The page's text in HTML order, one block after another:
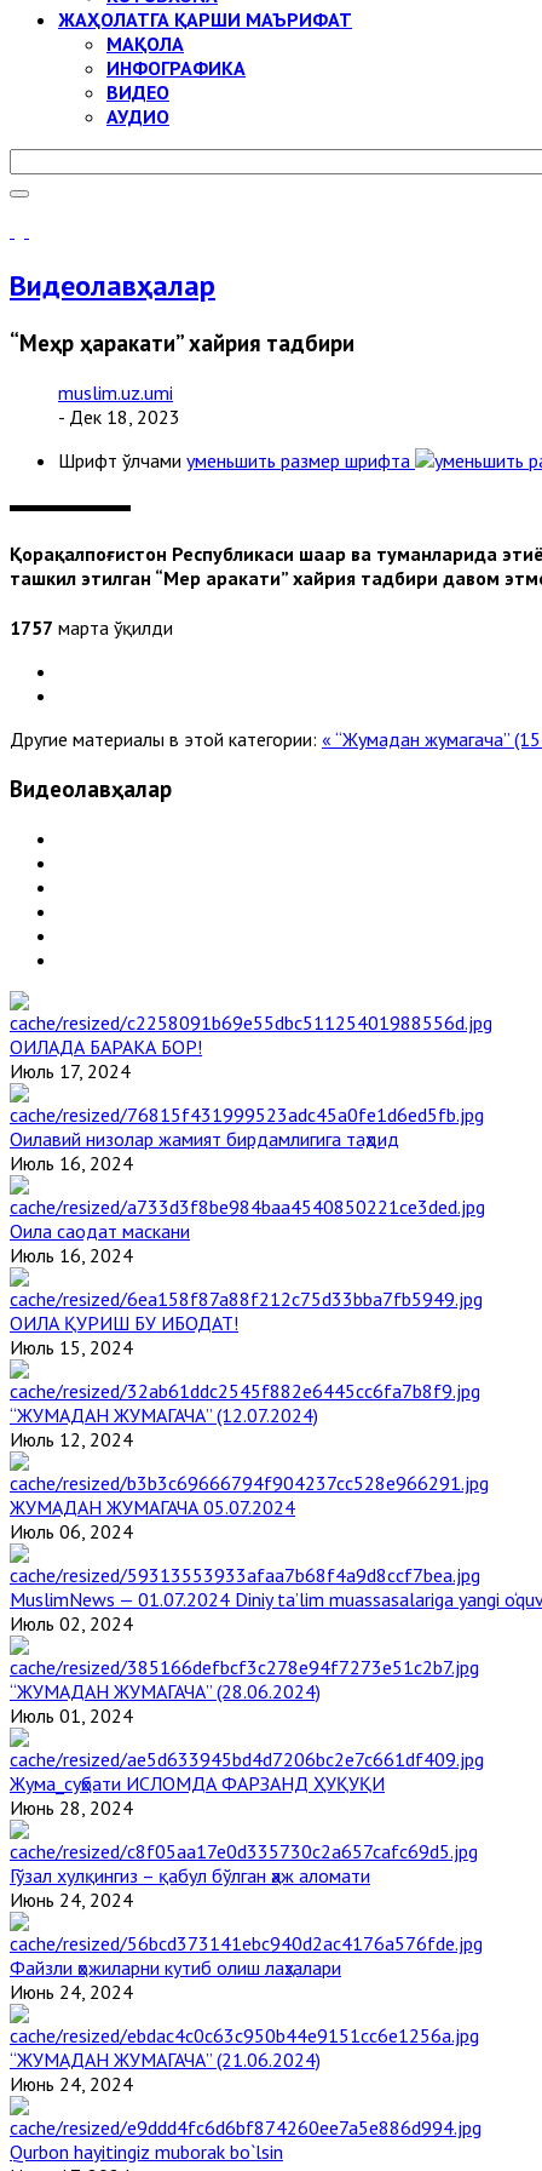
ЖАҲОЛАТГА ҚАРШИ МАЪРИФАТ
МАҚОЛА
ИНФОГРАФИКА
ВИДЕО
АУДИО
Видеолавҳалар
“Меҳр ҳаракати” хайрия тадбири
muslim.uz.umi
- Дек 18, 2023
Шрифт ўлчами уменьшить размер шрифта
Қорақалпоғистон Республикаси шаҳар ва туманларида
ташкил этилган “Меҳр ҳаракати” хайрия тадбири давом
1757 марта ўқилди
Другие материалы в этой категории: « “Жумадан жумагача”
Видеолавҳалар
ОИЛАДА БАРАКА БОР!
Июль 17, 2024
Оилавий низолар жамият бирдамлигига таҳдид
Июль 16, 2024
Оила саодат маскани
Июль 16, 2024
ОИЛА ҚУРИШ БУ ИБОДАТ!
Июль 15, 2024
“ЖУМАДАН ЖУМАГАЧА” (12.07.2024)
Июль 12, 2024
ЖУМАДАН ЖУМАГАЧА 05.07.2024
Июль 06, 2024
MuslimNews — 01.07.2024 Diniy ta’lim muassasalariga yangi
Июль 02, 2024
“ЖУМАДАН ЖУМАГАЧА” (28.06.2024)
Июль 01, 2024
Жума_суҳбати ИСЛОМДА ФАРЗАНД ҲУҚУҚИ
Июнь 28, 2024
Гўзал хулқингиз – қабул бўлган ҳаж аломати
Июнь 24, 2024
Файзли ҳожиларни кутиб олиш лаҳзалари
Июнь 24, 2024
“ЖУМАДАН ЖУМАГАЧА” (21.06.2024)
Июнь 24, 2024
Qurbon hayitingiz muborak bo`lsin